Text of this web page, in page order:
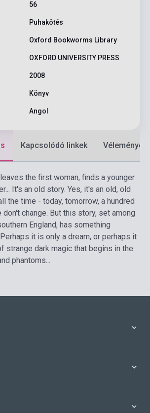
56
Puhakötés
Oxford Bookworms Library
OXFORD UNIVERSITY PRESS
2008
Könyv
Angol
Kapcsolódó linkek Vélemények
the first woman, finds a younger
It's an old story. Yes, it's an old, old
the time - today, tomorrow, a hundred
change. But this story, set among
England, has something
it is only a dream, or perhaps it
strange dark magic that begins in the
phantoms...